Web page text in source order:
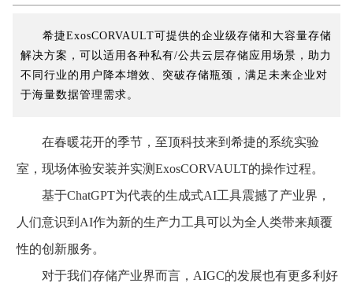
希捷ExosCORVAULT可提供的企业级存储和大容量存储
解决方案，可以适用各种私有/公共云层存储应用场景，助力
不同行业的用户降本增效、突破存储瓶颈，满足未来企业对
于海量数据管理需求。
在春暖花开的季节，至顶科技来到希捷的系统实验
室，现场体验安装并实测ExosCORVAULT的操作过程。
基于ChatGPT为代表的生成式AI工具震撼了产业界，
人们意识到AI作为新的生产力工具可以为全人类带来颠覆
性的创新服务。
对于我们存储产业界而言，AIGC的发展也有更多利好